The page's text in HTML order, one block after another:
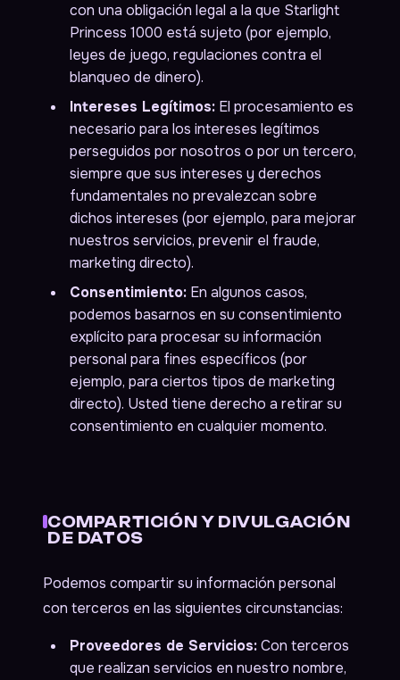
con una obligación legal a la que Starlight
Princess 1000 está sujeto (por ejemplo,
leyes de juego, regulaciones contra el
blanqueo de dinero).
Intereses Legítimos: El procesamiento es
necesario para los intereses legítimos
perseguidos por nosotros o por un tercero,
siempre que sus intereses y derechos
fundamentales no prevalezcan sobre
dichos intereses (por ejemplo, para mejorar
nuestros servicios, prevenir el fraude,
marketing directo).
Consentimiento: En algunos casos,
podemos basarnos en su consentimiento
explícito para procesar su información
personal para fines específicos (por
ejemplo, para ciertos tipos de marketing
directo). Usted tiene derecho a retirar su
consentimiento en cualquier momento.
COMPARTICIÓN Y DIVULGACIÓN
DE DATOS
Podemos compartir su información personal
con terceros en las siguientes circunstancias:
Proveedores de Servicios:Con terceros
que realizan servicios en nuestro nombre,